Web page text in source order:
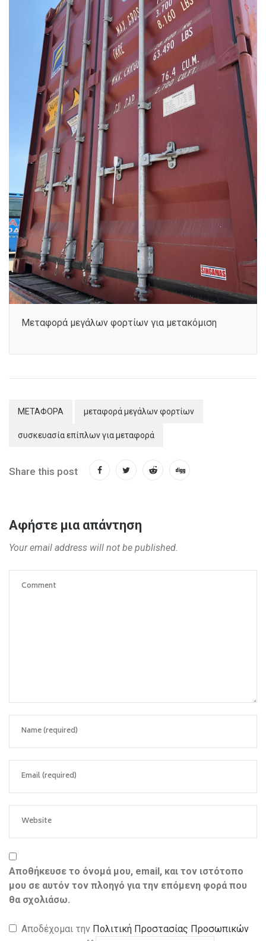
Μεταφορά μεγάλων φορτίων για μετακόμιση
ΜΕΤΑΦΟΡΑ μεταφορά μεγάλων φορτίων
συσκευασία επίπλων για μεταφορά
Share this post
Αφήστε μια απάντηση
Your email address will not be published.
Αποθήκευσε το όνομά μου, email, και τον ιστότοπο
μου σε αυτόν τον πλοηγό για την επόμενη φορά που
θα σχολιάσω.
Αποδέχομαι την Πολιτική Προστασίας Προσωπικών